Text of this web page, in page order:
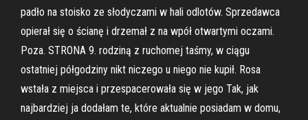
padło na stoisko ze słodyczami w hali odlotów. Sprzedawca
opierał się o ścianę i drzemał z na wpół otwartymi oczami.
Poza. STRONA 9. rodziną z ruchomej taśmy, w ciągu
ostatniej półgodziny nikt niczego u niego nie kupił. Rosa
wstała z miejsca i przespacerowała się w jego Tak, jak
najbardziej ja dodałam te, które aktualnie posiadam w domu,